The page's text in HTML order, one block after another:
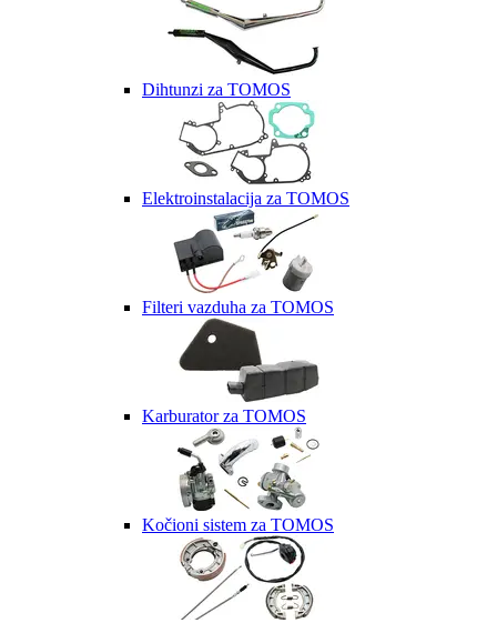
Dihtunzi za TOMOS
Elektroinstalacija za TOMOS
Filteri vazduha za TOMOS
Karburator za TOMOS
Kočioni sistem za TOMOS